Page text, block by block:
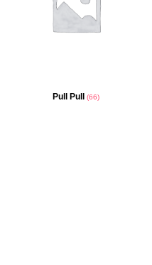
Pull Pull (66)